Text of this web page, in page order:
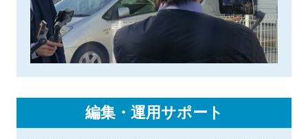
編集・運用サポート